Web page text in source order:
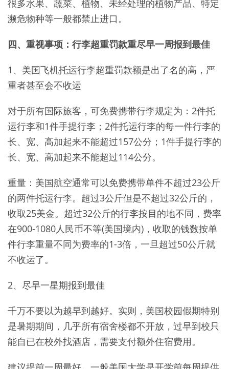
很多水果、蔬菜、植物、未经处理的植物产品、特定
濒危物种等一般都禁止进口。
四、重视事项：行李超重罚款重尽早一周报到最佳
1、美国飞机托运行李超重罚款额是出了名的高，严
重者甚至会不收运
对于所有国际旅客，可免费携带行李规定为：2件托
运行李和1件手提行李；2件托运行李的每一件行李的
长、宽、高加起来不能超过157公分；1件手提行李的
长、宽、高加起来不能超过114公分。
重量：美国航空通常可以免费携带单件不超过23公斤
的两件托运行李。超过3公斤但是不超过32公斤的，
收取25美金。超过32公斤的行李按目的地不同，费率
在900-1080人民币不等(美国境内)，收取的钱数按单
件行李重量不同为费率的1-3倍，一旦超过50公斤就
不收运了。
2、尽早一星期报到最佳
千万不要以为越早到越好。实则，美国校园假期特别
是暑期期间，几乎所有宿舍楼都不开放，过早到校只
能自已在校外找酒店，需要支付额外住宿费用。